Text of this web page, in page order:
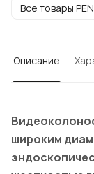
Все товары
Описание
широким